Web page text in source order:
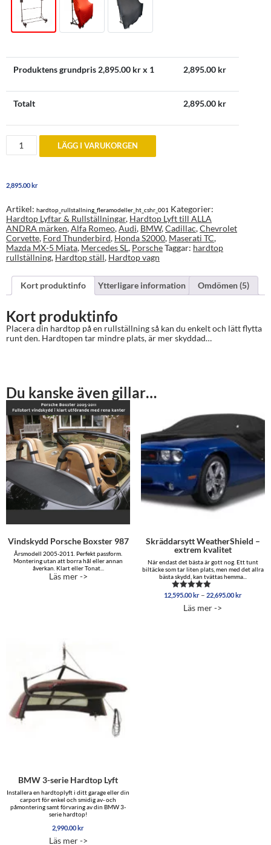
Produktens grundpris 2,895.00 kr x 1 2,895.00 kr
Totalt 2,895.00 kr
Hardtop
Rullställning
mängd
LÄGG I VARUKORGEN
2,895.00kr
Artikel: hardtop_rullstallning_fleramodeller_ht_cshr_001 Kategorier:
Hardtop Lyftar & Rullställningar, Hardtop Lyft till ALLA
ANDRA märken,Alfa Romeo,Audi, BMW,Cadillac,Chevrolet
Corvette, Ford Thunderbird, Honda S2000, Maserati TC,
Mazda MX-5 Miata, Mercedes SL, PorscheTaggar: hardtop
rullställning, Hardtop ställ, Hardtop vagn
Kort produktinfo Ytterligare information Omdömen (5)
Kort produktinfo
Placera din hardtop på en rullställning så kan du enkelt och lätt flytta
runt den. Hardtopen tar mindre plats, är mer skyddad…
Du kanske även gillar…
Vindskydd Porsche Boxster 987
Årsmodell 2005-2011. Perfekt passform.
Montering utan att borra hål eller annan
åverkan. Klart eller Tonat...
Läs mer ->
Skräddarsytt WeatherShield –
extrem kvalitet
När endast det bästa är gott nog. Ett tunt
biltäcke som tar liten plats, men med det allra
bästa skydd, kan tvättas hemma...
Betygsatt
av 5
12,595.00 kr – 22,695.00 kr
Läs mer ->
BMW 3-serie Hardtop Lyft
Installera en hardtoplyft i ditt garage eller din
carport för enkel och smidig av- och
påmontering samt förvaring av din BMW 3-
serie hardtop!
2,990.00kr
Läs mer ->